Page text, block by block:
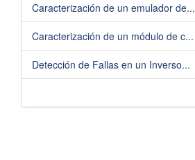
Caracterización de un emulador de...
Caracterización de un módulo de c...
Detección de Fallas en un Inverso...